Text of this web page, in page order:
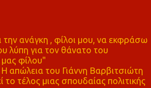
την ανάγκη , φίλοι μου, να εκφράσω
λύπη για τον θάνατο του
φίλου"
απώλεια του Γιάννη Βαρβιτσιώτη
το τέλος μιας σπουδαίας πολιτικής